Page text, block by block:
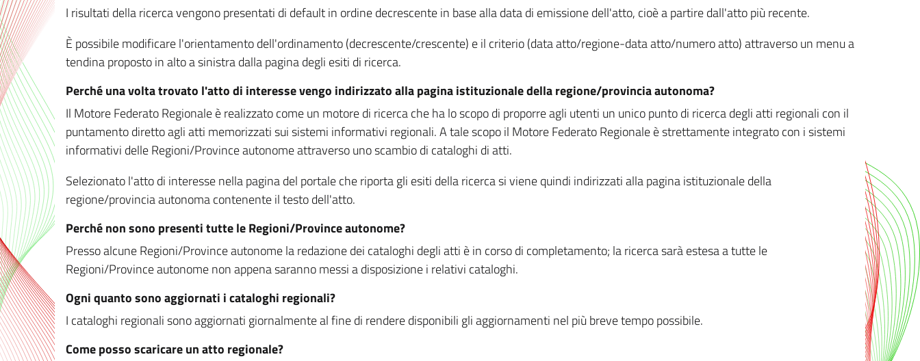
I risultati della ricerca vengono presentati di default in ordine decrescente in base alla data di emissione dell'atto, cioè a partire dall'atto più recente.
È possibile modificare l'orientamento dell'ordinamento (decrescente/crescente) e il criterio (data atto/regione-data atto/numero atto) attraverso un menu a
tendina proposto in alto a sinistra dalla pagina degli esiti di ricerca.
Perché una volta trovato l'atto di interesse vengo indirizzato alla pagina istituzionale della regione/provincia autonoma?
Il Motore Federato Regionale è realizzato come un motore di ricerca che ha lo scopo di proporre agli utenti un unico punto di ricerca degli atti regionali con il
puntamento diretto agli atti memorizzati sui sistemi informativi regionali. A tale scopo il Motore Federato Regionale è strettamente integrato con i sistemi
informativi delle Regioni/Province autonome attraverso uno scambio di cataloghi di atti.
Selezionato l'atto di interesse nella pagina del portale che riporta gli esiti della ricerca si viene quindi indirizzati alla pagina istituzionale della
regione/provincia autonoma contenente il testo dell'atto.
Perché non sono presenti tutte le Regioni/Province autonome?
Presso alcune Regioni/Province autonome la redazione dei cataloghi degli atti è in corso di completamento; la ricerca sarà estesa a tutte le
Regioni/Province autonome non appena saranno messi a disposizione i relativi cataloghi.
Ogni quanto sono aggiornati i cataloghi regionali?
I cataloghi regionali sono aggiornati giornalmente al fine di rendere disponibili gli aggiornamenti nel più breve tempo possibile.
Come posso scaricare un atto regionale?